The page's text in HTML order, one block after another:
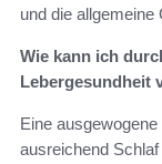
und die allgemeine
Wie kann ich
Lebergesundheit
Eine
ausreichend